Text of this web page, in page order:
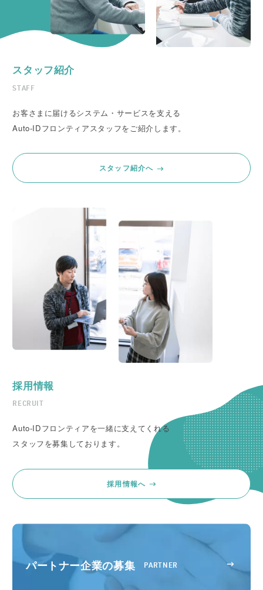
スタッフ紹介
STAFF
お客さまに届けるシステム・サービスを支える
Auto-IDフロンティアスタッフをご紹介します。
スタッフ紹介へ
採用情報
RECRUIT
Auto-IDフロンティアを一緒に支えてくれる
スタッフを募集しております。
採用情報へ
パートナー企業の募集 PARTNER